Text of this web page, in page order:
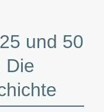
und 50
Die